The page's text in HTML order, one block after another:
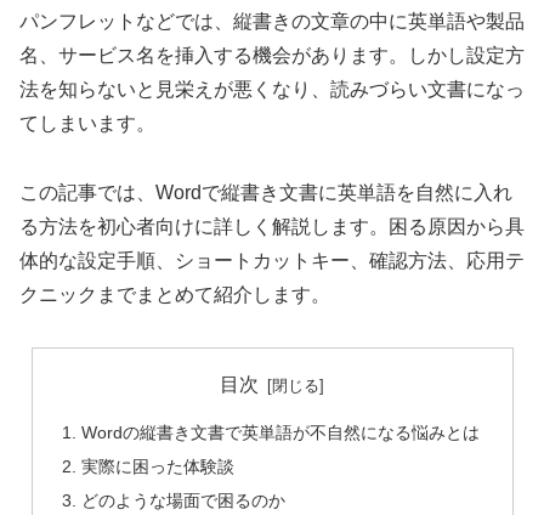
パンフレットなどでは、縦書きの文章の中に英単語や製品
名、サービス名を挿入する機会があります。しかし設定方
法を知らないと見栄えが悪くなり、読みづらい文書になっ
てしまいます。
この記事では、Wordで縦書き文書に英単語を自然に入れ
る方法を初心者向けに詳しく解説します。困る原因から具
体的な設定手順、ショートカットキー、確認方法、応用テ
クニックまでまとめて紹介します。
目次
Wordの縦書き文書で英単語が不自然になる悩みとは
実際に困った体験談
どのような場面で困るのか